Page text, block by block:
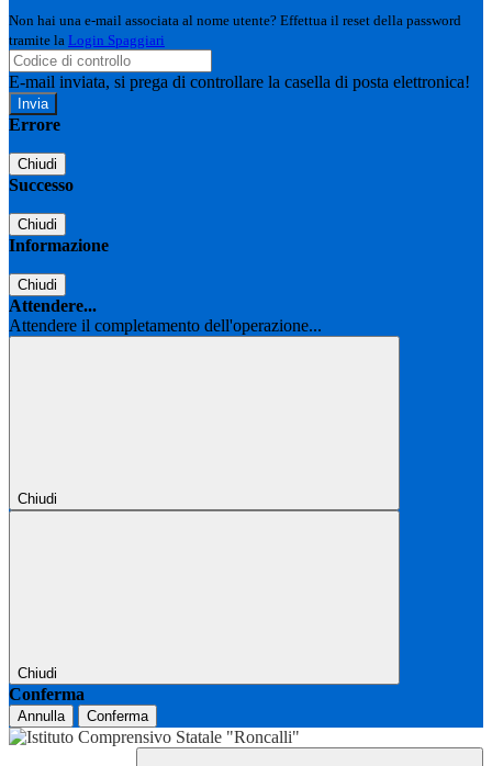
Non hai una e-mail associata al nome utente? Effettua il reset della password
tramite la Login Spaggiari
E-mail inviata, si prega di controllare la casella di posta elettronica!
Errore
Chiudi
Successo
Chiudi
Informazione
Chiudi
Attendere...
Attendere il completamento dell'operazione...
Chiudi
Chiudi
Conferma
Annulla Conferma